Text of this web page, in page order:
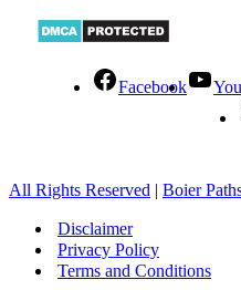
Facebook
All Rights Reserved | Boier
Disclaimer
Privacy Policy
Terms and Conditions